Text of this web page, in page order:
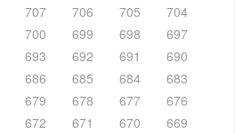
707 706 705
704
700 699 698
697
693 692 691
690
686 685 684
683
679 678 677
676
672 671 670
669